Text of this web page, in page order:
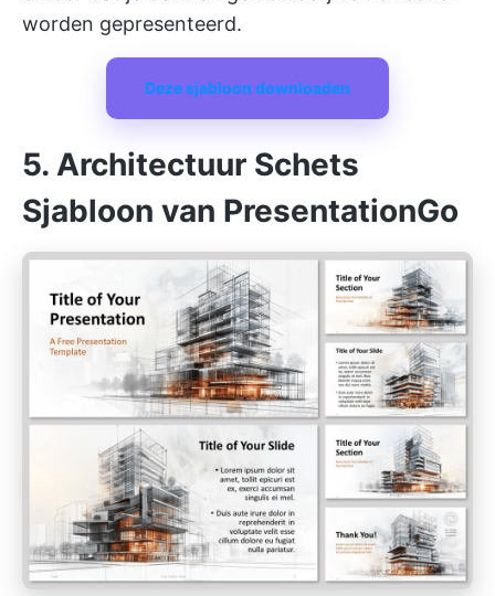
worden gepresenteerd.
Deze sjabloon downloaden
5. Architectuur Schets
Sjabloon van PresentationGo